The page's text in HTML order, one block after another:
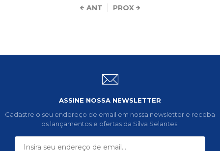
ANT PROX
ASSINE NOSSA NEWSLETTER
Cadastre o seu endereço de email em nossa newsletter e receba
os lançamentos e ofertas da Silva Selantes.